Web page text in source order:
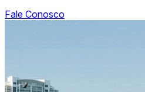
Fale Conosco